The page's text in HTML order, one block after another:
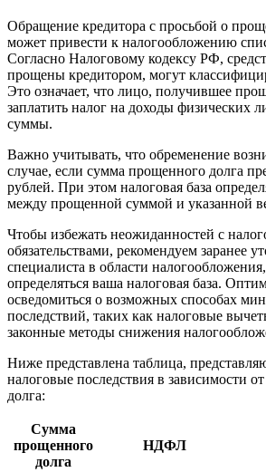
Обращение кредитора с просьбой о
может привести к налогообложению
Согласно Налоговому кодексу РФ,
прощены кредитором, могут
Это означает, что лицо, получившее
заплатить налог на доходы физических
суммы.
Важно учитывать, что обременение
случае, если сумма прощенного долга
рублей. При этом налоговая база
между прощенной суммой и указанной
Чтобы избежать неожиданностей с
обязательствами, рекомендуем заранее
специалиста в области
определяться ваша налоговая база.
осведомиться о возможных способах
последствий, таких как налоговые
законные методы снижения
Ниже представлена таблица,
налоговые последствия в зависимости
долга:
Сумма
прощенного
долга
НДФЛ